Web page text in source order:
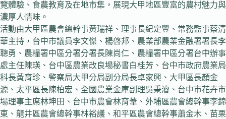
覽體驗、食農教育及在地市集，展現大甲地區豐富的農村魅力與
濃厚人情味。
活動由大甲區農會總幹事黃瑞祥、理事長紀定豐、常務監事蔡清
華主持，台中市議員李文傑、楊啓邦、農業部農業金融署署長李
聰勇、農糧署中區分署分署長陳尚仁、農糧署中區分署台中辦事
處主任陳瑛、台中區農業改良場秘書白桂芳、台中市政府農業局
科長黃育珍、警察局大甲分局副分局長卓家興、大甲區長顏金
源、太平區長陳柏宏、全國農業金庫副理吳秉𣿰、台中市花卉市
場理事主席林坤田、台中市農會林育葦、外埔區農會總幹事李錦
東、龍井區農會總幹事林裕議、和平區農會總幹事蕭金木、苗栗